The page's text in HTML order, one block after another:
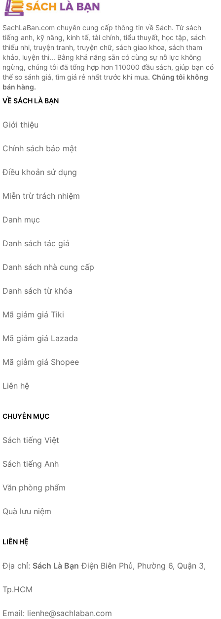
SachLaBan.com chuyên cung cấp thông tin về Sách. Từ sách
tiếng anh, kỹ năng, kinh tế, tài chính, tiểu thuyết, học tập, sách
thiếu nhi, truyện tranh, truyện chữ, sách giao khoa, sách tham
khảo, luyện thi... Bằng khả năng sẵn có cùng sự nỗ lực không
ngừng, chúng tôi đã tổng hợp hơn 110000 đầu sách, giúp bạn có
thể so sánh giá, tìm giá rẻ nhất trước khi mua. Chúng tôi không
bán hàng.
VỀ SÁCH LÀ BẠN
Giới thiệu
Chính sách bảo mật
Điều khoản sử dụng
Miễn trừ trách nhiệm
Danh mục
Danh sách tác giả
Danh sách nhà cung cấp
Danh sách từ khóa
Mã giảm giá Tiki
Mã giảm giá Lazada
Mã giảm giá Shopee
Liên hệ
CHUYÊN MỤC
Sách tiếng Việt
Sách tiếng Anh
Văn phòng phẩm
Quà lưu niệm
LIÊN HỆ
Địa chỉ: Sách Là Bạn Điện Biên Phủ, Phường 6, Quận 3,
Tp.HCM
Email: lienhe@sachlaban.com